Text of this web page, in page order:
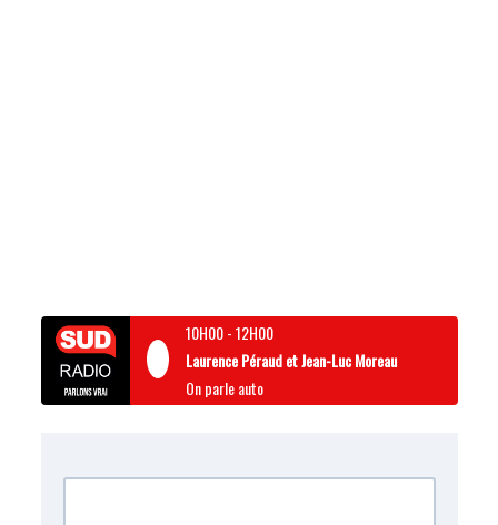
10H00-12H00
Laurence Péraud et Jean-Luc Moreau
On parle auto